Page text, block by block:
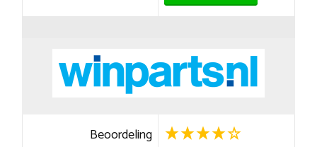
Beoordeling